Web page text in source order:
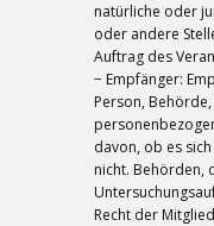
natürliche oder
oder andere
Auftrag des
− Empfänger:
Person,
davon, ob es
nicht. Behörden,
Recht der